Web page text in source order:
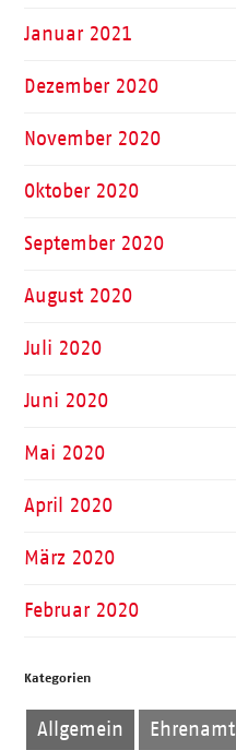
Januar 2021
Dezember 2020
November 2020
Oktober 2020
September 2020
August 2020
Juli 2020
Juni 2020
Mai 2020
April 2020
März 2020
Februar 2020
Kategorien
Allgemein Ehrenamt